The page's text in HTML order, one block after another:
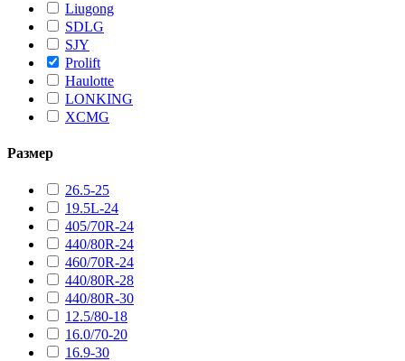
Liugong
SDLG
SJY
Prolift
Haulotte
LONKING
XCMG
Размер
26.5-25
19.5L-24
405/70R-24
440/80R-24
460/70R-24
440/80R-28
440/80R-30
12.5/80-18
16.0/70-20
16.9-30